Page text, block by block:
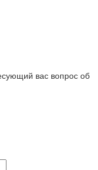
вас вопрос об